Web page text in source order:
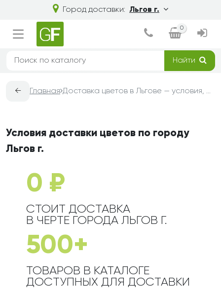
Город доставки: Льгов г.
0
Найти
← Главная Доставка цветов в Льгове — условия, сроки и стоимость | Grand-Flora
Условия доставки цветов по городу
Льгов г.
0 ₽
СТОИТ ДОСТАВКА
В ЧЕРТЕ ГОРОДА ЛЬГОВ Г.
500+
ТОВАРОВ В КАТАЛОГЕ
ДОСТУПНЫХ ДЛЯ ДОСТАВКИ